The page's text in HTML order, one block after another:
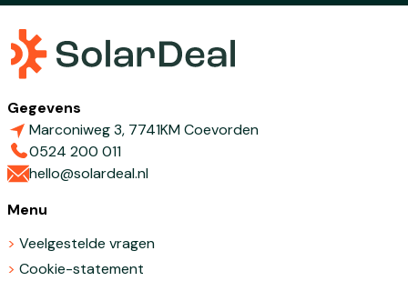
Gegevens
Marconiweg 3, 7741KM Coevorden
0524 200 011
hello@solardeal.nl
Menu
Veelgestelde vragen
Cookie-statement